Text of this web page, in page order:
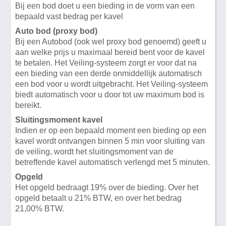
Bij een bod doet u een bieding in de vorm van een
bepaald vast bedrag per kavel
Auto bod (proxy bod)
Bij een Autobod (ook wel proxy bod genoemd) geeft u
aan welke prijs u maximaal bereid bent voor de kavel
te betalen. Het Veiling-systeem zorgt er voor dat na
een bieding van een derde onmiddellijk automatisch
een bod voor u wordt uitgebracht. Het Veiling-systeem
biedt automatisch voor u door tot uw maximum bod is
bereikt.
Sluitingsmoment kavel
Indien er op een bepaald moment een bieding op een
kavel wordt ontvangen binnen 5 min voor sluiting van
de veiling, wordt het sluitingsmoment van de
betreffende kavel automatisch verlengd met 5 minuten.
Opgeld
Het opgeld bedraagt 19% over de bieding. Over het
opgeld betaalt u 21% BTW, en over het bedrag
21,00% BTW.